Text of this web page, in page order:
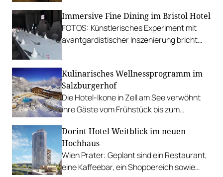
eigenen Genießerhotel.
Immersive Fine Dining im Bristol Hotel
FOTOS: Künstlerisches Experiment mit
avantgardistischer Inszenierung bricht
Kulinarisches Wellnessprogramm im
Salzburgerhof
Die Hotel-Ikone in Zell am See verwöhnt
ihre Gäste vom Frühstück bis zum
Dorint Hotel Weitblick im neuen
Hochhaus
Wien Prater: Geplant sind ein Restaurant,
eine Kaffeebar, ein Shopbereich sowie